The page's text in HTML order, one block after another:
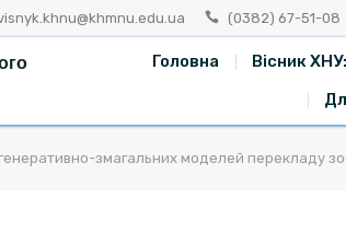
(0382) 67-51-08
Головна Вісник
змагальних моделей перекладу